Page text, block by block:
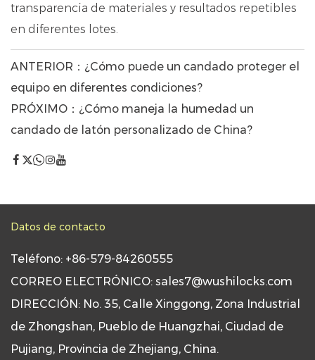
transparencia de materiales y resultados repetibles
en diferentes lotes.
ANTERIOR：¿Cómo puede un candado proteger el
equipo en diferentes condiciones?
PRÓXIMO：¿Cómo maneja la humedad un
candado de latón personalizado de China?
Datos de contacto
Teléfono: +86-579-84260555
CORREO ELECTRÓNICO: sales7@wushilocks.com
DIRECCIÓN: No. 35, Calle Xinggong, Zona Industrial
de Zhongshan, Pueblo de Huangzhai, Ciudad de
Pujiang, Provincia de Zhejiang, China.